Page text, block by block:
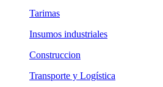
Tarimas
Insumos industriales
Construccion
Transporte y Logística